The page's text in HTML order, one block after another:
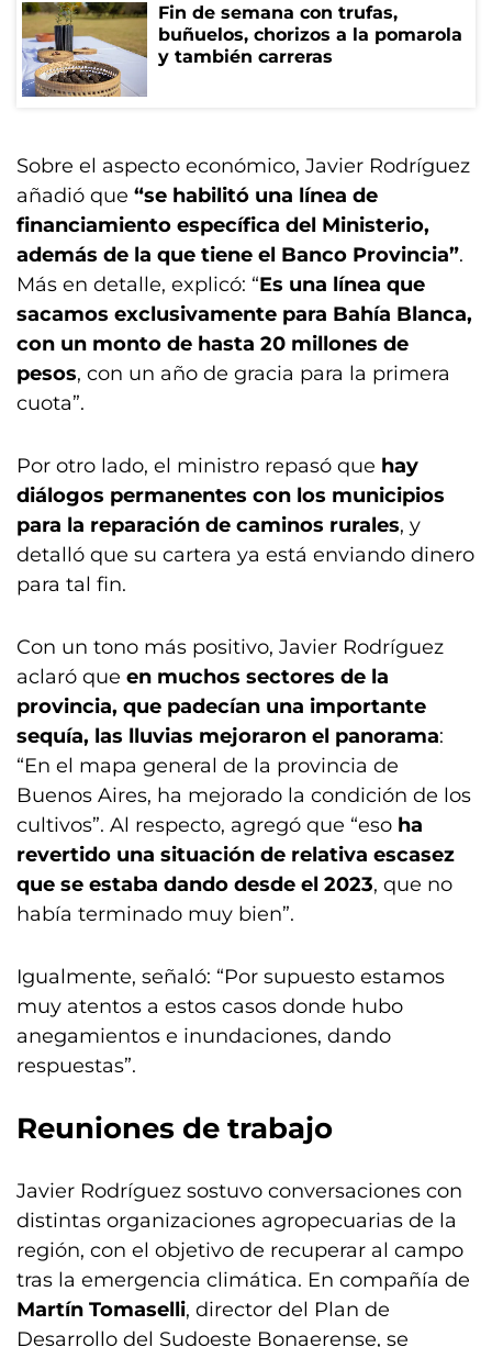
Fin de semana con trufas,
buñuelos, chorizos a la pomarola
y también carreras
Sobre el aspecto económico, Javier Rodríguez
añadió que “se habilitó una línea de
financiamiento específica del Ministerio,
además de la que tiene el Banco Provincia”.
Más en detalle, explicó: “Es una línea que
sacamos exclusivamente para Bahía Blanca,
con un monto de hasta 20 millones de
pesos, con un año de gracia para la primera
cuota”.
Por otro lado, el ministro repasó que hay
diálogos permanentes con los municipios
para la reparación de caminos rurales, y
detalló que su cartera ya está enviando dinero
para tal fin.
Con un tono más positivo, Javier Rodríguez
aclaró que en muchos sectores de la
provincia, que padecían una importante
sequía, las lluvias mejoraron el panorama:
“En el mapa general de la provincia de
Buenos Aires, ha mejorado la condición de los
cultivos”. Al respecto, agregó que “eso ha
revertido una situación de relativa escasez
que se estaba dando desde el 2023, que no
había terminado muy bien”.
Igualmente, señaló: “Por supuesto estamos
muy atentos a estos casos donde hubo
anegamientos e inundaciones, dando
respuestas”.
Reuniones de trabajo
Javier Rodríguez sostuvo conversaciones con
distintas organizaciones agropecuarias de la
región, con el objetivo de recuperar al campo
tras la emergencia climática. En compañía de
Martín Tomaselli, director del Plan de
Desarrollo del Sudoeste Bonaerense, se